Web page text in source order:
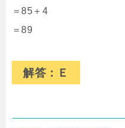
＝85＋4
＝89
解答：Ｅ